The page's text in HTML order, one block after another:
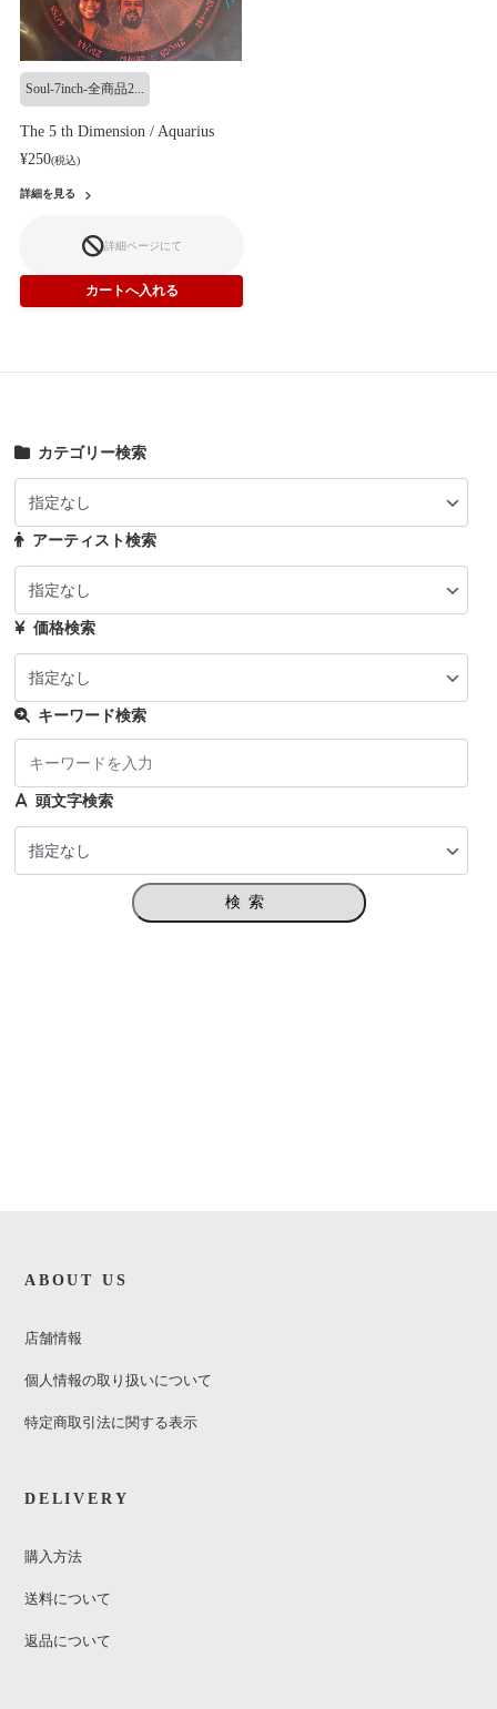
Soul-7inch-全商品2...
The 5 th Dimension / Aquarius
¥250(税込)
詳細を見る
詳細ページにて
カテゴリー検索
アーティスト検索
価格検索
キーワード検索
頭文字検索
検索
ABOUT US
店舗情報
個人情報の取り扱いについて
特定商取引法に関する表示
DELIVERY
購入方法
送料について
返品について